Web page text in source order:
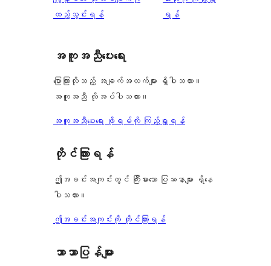
ထည့်သွင်းရန်
ချက်
ရန်
အကူအညီပေးရေး
ပြောကြားလိုသည့် အချက်အလက်များ ရှိပါသလား။
အကူအညီ လိုအပ်ပါသလား။
အကူအညီပေးရေး ဖိုရမ်ကို ကြည့်ရှုရန်
တိုင်ကြားရန်
ဤအခင်းအကျင်းတွင် ကြီးမားသော ပြဿနာများ ရှိနေ
ပါသလား။
ဤအခင်းအကျင်းကို တိုင်ကြားရန်
ဘာသာပြန်များ